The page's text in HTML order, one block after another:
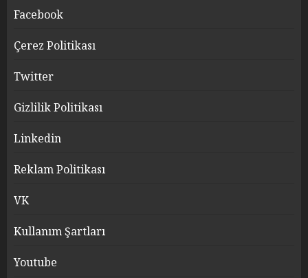
Facebook
Çerez Politikası
Twitter
Gizlilik Politikası
Linkedin
Reklam Politikası
VK
Kullanım Şartları
Youtube